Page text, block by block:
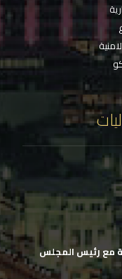
مع رئيس المجلس